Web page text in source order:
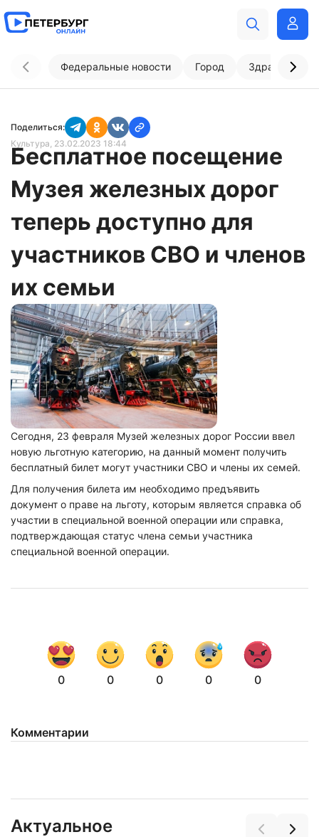
Федеральные новости Город
Поделиться:
Культура, 23.02.2023 18:44
Бесплатное посещение
Музея железных дорог
теперь доступно для
участников СВО и членов
их семьи
Сегодня, 23 февраля Музей железных дорог России ввел
новую льготную категорию, на данный момент получить
бесплатный билет могут участники СВО и члены их семей.
Для получения билета им необходимо предъявить
документ о праве на льготу, которым является справка об
участии в специальной военной операции или справка,
подтверждающая статус члена семьи участника
специальной военной операции.
0 0 0 0 0
Комментарии
Актуальное